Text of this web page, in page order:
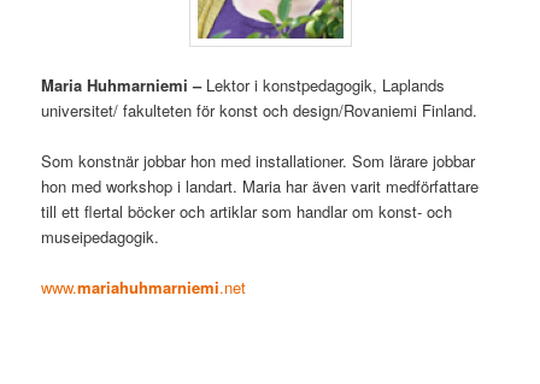
Maria Huhmarniemi – Lektor i konstpedagogik, Laplands
universitet/ fakulteten för konst och design/Rovaniemi Finland.
Som konstnär jobbar hon med installationer. Som lärare jobbar
hon med workshop i landart. Maria har även varit medförfattare
till ett flertal böcker och artiklar som handlar om konst- och
museipedagogik.
www.mariahuhmarniemi.net